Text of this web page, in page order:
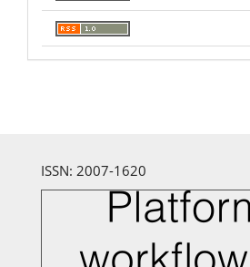
ISSN: 2007-1620